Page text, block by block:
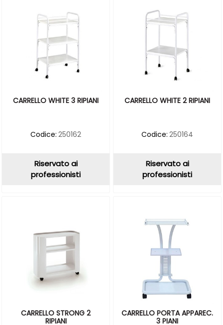
CARRELLO WHITE 3 RIPIANI
Codice: 250162
Riservato ai
professionisti
CARRELLO WHITE 2 RIPIANI
Codice: 250164
Riservato ai
professionisti
CARRELLO STRONG 2
RIPIANI
CARRELLO PORTA APPAREC.
3 PIANI